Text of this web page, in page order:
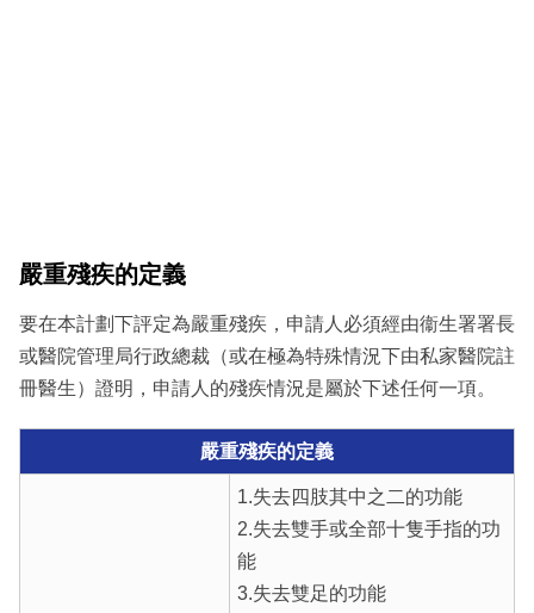
嚴重殘疾的定義
要在本計劃下評定為嚴重殘疾，申請人必須經由衞生署署長
或醫院管理局行政總裁（或在極為特殊情況下由私家醫院註
冊醫生）證明，申請人的殘疾情況是屬於下述任何一項。
嚴重殘疾的定義
1.失去四肢其中之二的功能
2.失去雙手或全部十隻手指的功
能
3.失去雙足的功能